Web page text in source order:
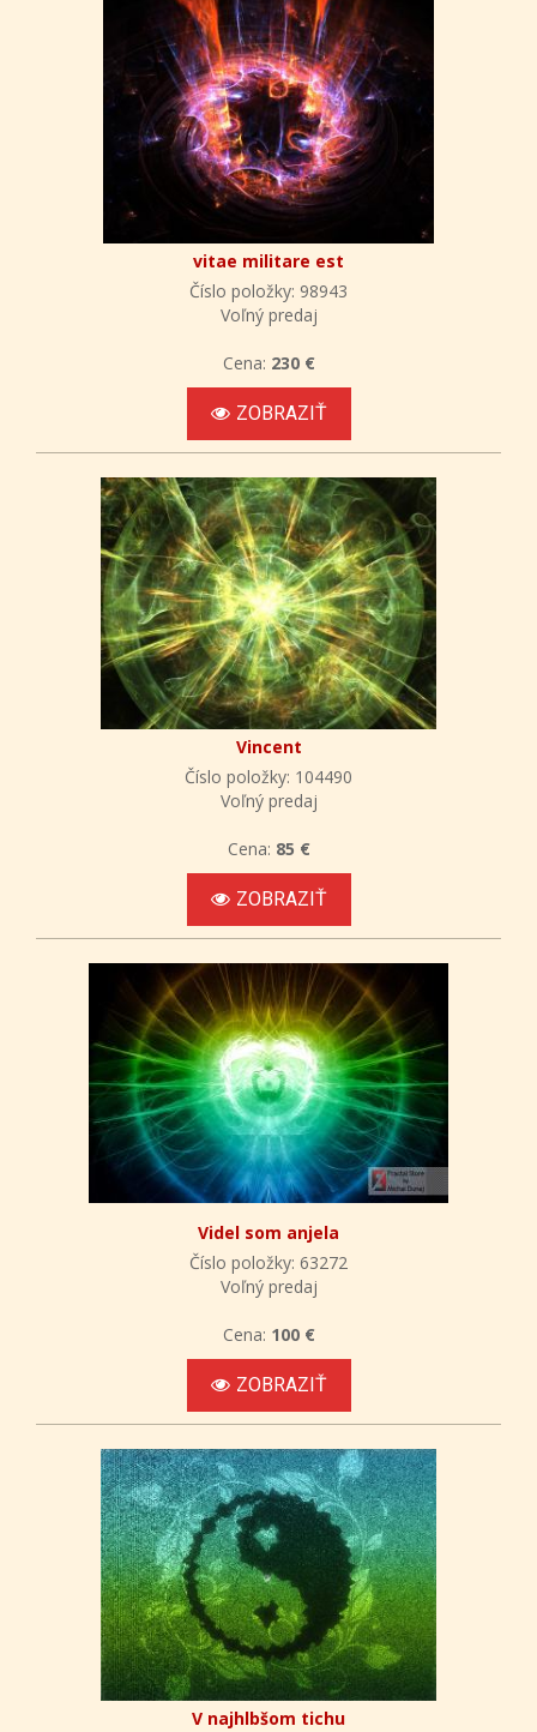
vitae militare est
Číslo položky: 98943
Voľný predaj
Cena: 230 €
ZOBRAZIŤ
Vincent
Číslo položky: 104490
Voľný predaj
Cena: 85 €
ZOBRAZIŤ
Videl som anjela
Číslo položky: 63272
Voľný predaj
Cena: 100 €
ZOBRAZIŤ
V najhlbšom tichu